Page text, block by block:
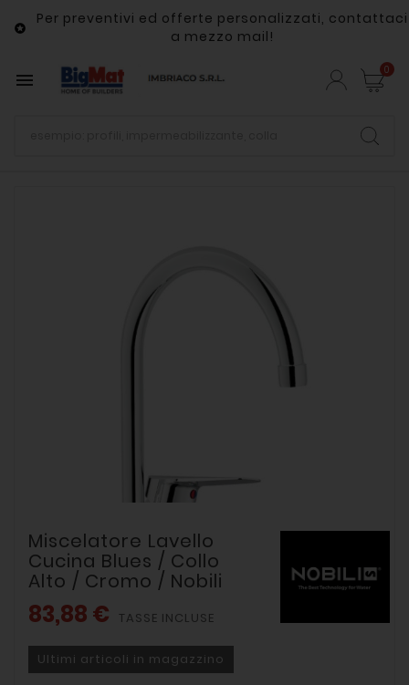

Per preventivi ed offerte personalizzati, contattaci
a mezzo mail!
 0
Miscelatore Lavello
Cucina Blues / Collo
Alto / Cromo / Nobili
83,88 € TASSE INCLUSE
Ultimi articoli in magazzino